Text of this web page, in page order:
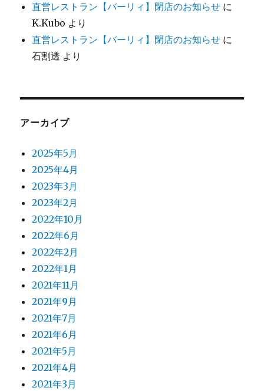
直営レストラン【バーリィ】閉店のお知らせ に
K.Kubo より
直営レストラン【バーリィ】閉店のお知らせ に
石割透 より
アーカイブ
2025年5月
2025年4月
2023年3月
2023年2月
2022年10月
2022年6月
2022年2月
2022年1月
2021年11月
2021年9月
2021年7月
2021年6月
2021年5月
2021年4月
2021年3月